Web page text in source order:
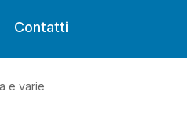
Contatti
e varie